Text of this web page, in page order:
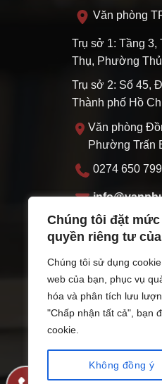
Chúng tôi đặt
quyền riêng tư
Chúng tôi sử dụng
web của bạn, phục vụ
hóa và phân tích lưu
"Chấp nhận tất cả", bạn
cookie.
Không đồng ý
Văn phòng
Trụ sở 1: Tầng 3,
Thụ, Phường
Trụ sở 2: Số 45,
Thành phố Hồ
Văn phòng
Phường Trấn
0274 650
MST:
Thứ hai -
ĐKHĐ do sở Tư
11/11/2022